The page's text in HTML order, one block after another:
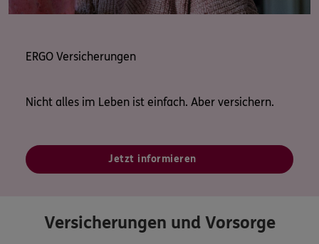
ERGO Versicherungen
Nicht alles im Leben ist einfach. Aber versichern.
Jetzt informieren
Versicherungen und Vorsorge